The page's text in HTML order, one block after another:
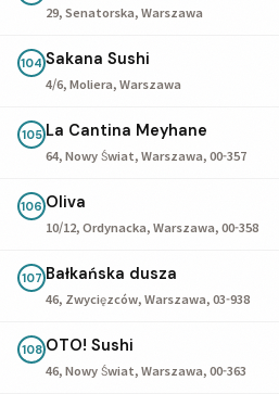
29, Senatorska, Warszawa
104 Sakana Sushi
4/6, Moliera, Warszawa
105 La Cantina Meyhane
64, Nowy Świat, Warszawa, 00-357
106 Oliva
10/12, Ordynacka, Warszawa, 00-358
107 Bałkańska dusza
46, Zwycięzców, Warszawa, 03-938
108 OTO! Sushi
46, Nowy Świat, Warszawa, 00-363